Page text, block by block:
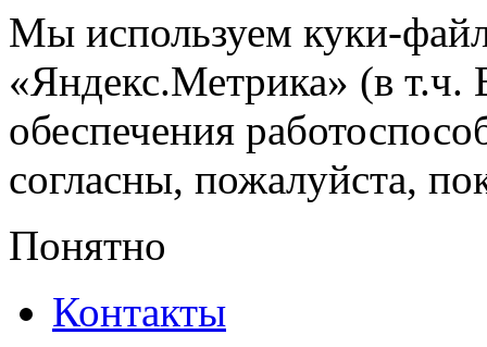
Мы используем куки-
«Яндекс.Метрика» (в т.ч.
обеспечения
согласны, пожалуйста,
Понятно
Контакты